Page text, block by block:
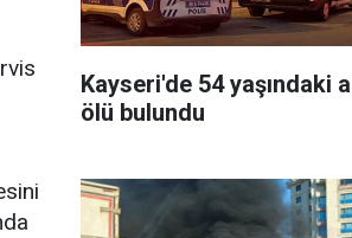
Kayseri'de 54 yaşındaki
ölü bulundu